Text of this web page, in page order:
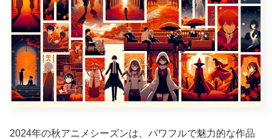
2024年の秋アニメシーズンは、パワフルで魅力的な作品